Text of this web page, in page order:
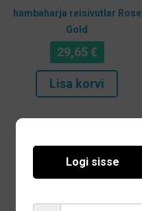
hambaharja reisivutlar Rose
Gold
29,65€
Lisa korvi
Logi sisse